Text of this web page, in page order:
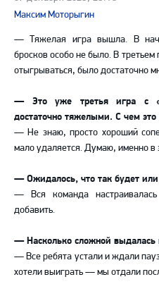
Максим Моторыгин
— Тяжелая игра вышла. В
бросков особо не было. В
отыгрываться, было достаточно
— Это уже третья игра с
достаточно тяжелыми. С чем это
— Не знаю, просто хороший
мало удаляется. Думаю, именно в
— Ожидалось, что так будет или
— Вся команда
добавить.
— Насколько сложной выдалась
— Все ребята устали и ждали
хотели выиграть — мы отдали